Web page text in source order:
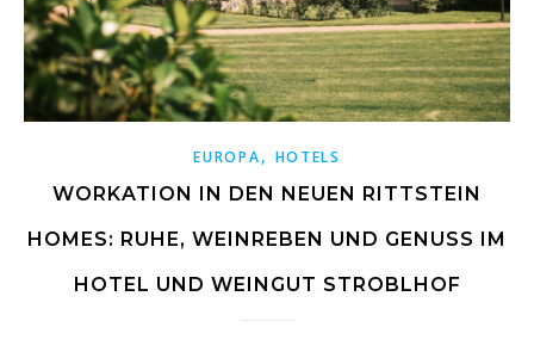
EUROPA, HOTELS
WORKATION IN DEN NEUEN RITTSTEIN
HOMES: RUHE, WEINREBEN UND GENUSS IM
HOTEL UND WEINGUT STROBLHOF